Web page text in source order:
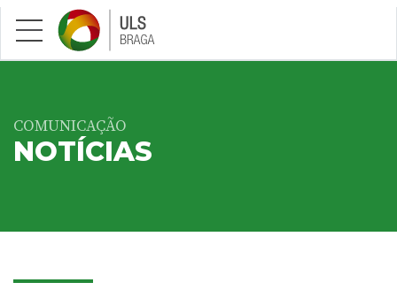
Saltar para conteúdo principal
COMUNICAÇÃO
NOTÍCIAS